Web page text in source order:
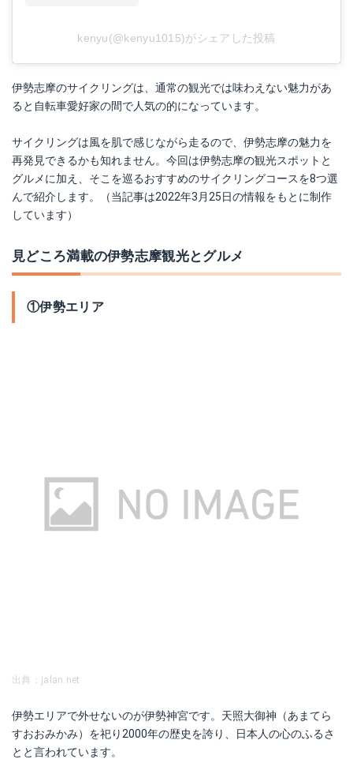
kenyu(@kenyu1015)がシェアした投稿
伊勢志摩のサイクリングは、通常の観光では味わえない魅力があ
ると自転車愛好家の間で人気の的になっています。
サイクリングは風を肌で感じながら走るので、伊勢志摩の魅力を
再発見できるかも知れません。今回は伊勢志摩の観光スポットと
グルメに加え、そこを巡るおすすめのサイクリングコースを8つ選
んで紹介します。（当記事は2022年3月25日の情報をもとに制作
しています）
見どころ満載の伊勢志摩観光とグルメ
①伊勢エリア
出典：jalan.net
伊勢エリアで外せないのが伊勢神宮です。天照大御神（あまてら
すおおみかみ）を祀り2000年の歴史を誇り、日本人の心のふるさ
とと言われています。